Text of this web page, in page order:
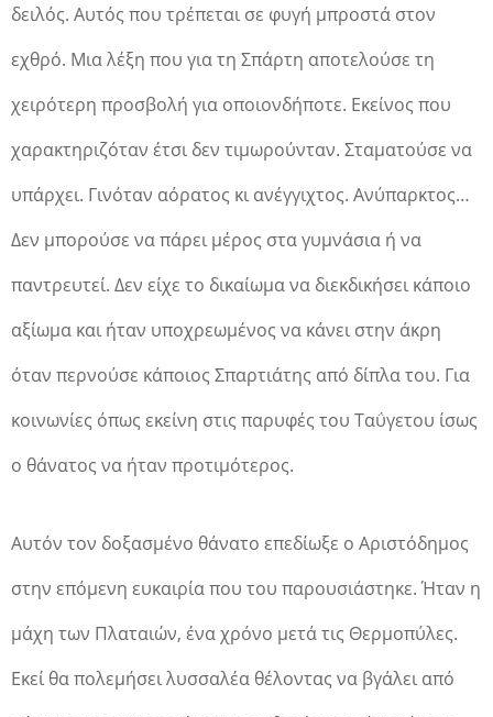
δειλός. Αυτός που τρέπεται σε φυγή μπροστά στον
εχθρό. Μια λέξη που για τη Σπάρτη αποτελούσε τη
χειρότερη προσβολή για οποιονδήποτε. Εκείνος που
χαρακτηριζόταν έτσι δεν τιμωρούνταν. Σταματούσε να
υπάρχει. Γινόταν αόρατος κι ανέγγιχτος. Ανύπαρκτος…
Δεν μπορούσε να πάρει μέρος στα γυμνάσια ή να
παντρευτεί. Δεν είχε το δικαίωμα να διεκδικήσει κάποιο
αξίωμα και ήταν υποχρεωμένος να κάνει στην άκρη
όταν περνούσε κάποιος Σπαρτιάτης από δίπλα του. Για
κοινωνίες όπως εκείνη στις παρυφές του Ταΰγετου ίσως
ο θάνατος να ήταν προτιμότερος.
Αυτόν τον δοξασμένο θάνατο επεδίωξε ο Αριστόδημος
στην επόμενη ευκαιρία που του παρουσιάστηκε. Ήταν η
μάχη των Πλαταιών, ένα χρόνο μετά τις Θερμοπύλες.
Εκεί θα πολεμήσει λυσσαλέα θέλοντας να βγάλει από